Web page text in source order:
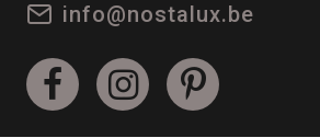
info@nostalux.be